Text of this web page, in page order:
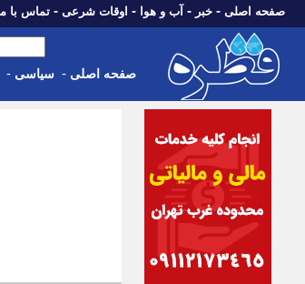
صفحه اصلی - خبر - آب و هوا - اوقات شرعی - تماس با
صفحه اصلی - سیاسی -